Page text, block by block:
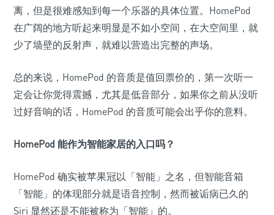
离，但是很难感知到每一个乐器的具体位置。HomePod
在广阔的地方听起来明显是不如小空间，在大空间里，就
少了墙壁的反射声，就难以营造出完整的声场。
总的来说，HomePod 的音质是值回票价的，第一次听一
定会让你觉得震撼，尤其是低音部分，如果你之前从没听
过好音响的话，HomePod 的音质可能会出乎你的意料。
HomePod 能作为智能家居的入口吗？
HomePod 确实被苹果冠以「智能」之名，但智能音箱
「智能」的体现部分就是语音控制，然而被诟病已久的
Siri 显然还是不能被称为「智能」的。